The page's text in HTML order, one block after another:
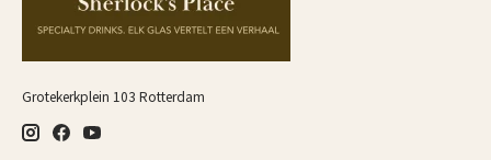
Grotekerkplein 103 Rotterdam